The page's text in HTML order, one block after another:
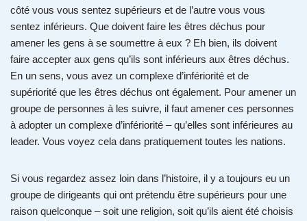
côté vous vous sentez supérieurs et de l’autre vous vous
sentez inférieurs. Que doivent faire les êtres déchus pour
amener les gens à se soumettre à eux ? Eh bien, ils doivent
faire accepter aux gens qu’ils sont inférieurs aux êtres déchus.
En un sens, vous avez un complexe d’infériorité et de
supériorité que les êtres déchus ont également. Pour amener un
groupe de personnes à les suivre, il faut amener ces personnes
à adopter un complexe d’infériorité – qu’elles sont inférieures au
leader. Vous voyez cela dans pratiquement toutes les nations.
Si vous regardez assez loin dans l’histoire, il y a toujours eu un
groupe de dirigeants qui ont prétendu être supérieurs pour une
raison quelconque – soit une religion, soit qu’ils aient été choisis